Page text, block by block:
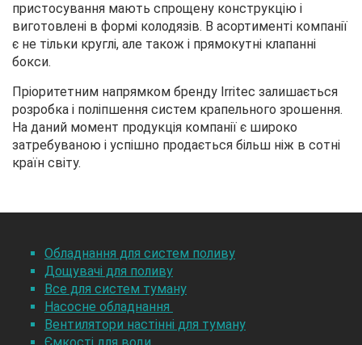
пристосування мають спрощену конструкцію і
виготовлені в формі колодязів. В асортименті компанії
є не тільки круглі, але також і прямокутні клапанні
бокси.
Пріоритетним напрямком бренду Irritec залишається
розробка і поліпшення систем крапельного зрошення.
На даний момент продукція компанії є широко
затребуваною і успішно продається більш ніж в сотні
країн світу.
Обладнання для систем поливу
Дощувачі для поливу
Все для систем туману
Насосне обладнання
Вентилятори настінні для туману